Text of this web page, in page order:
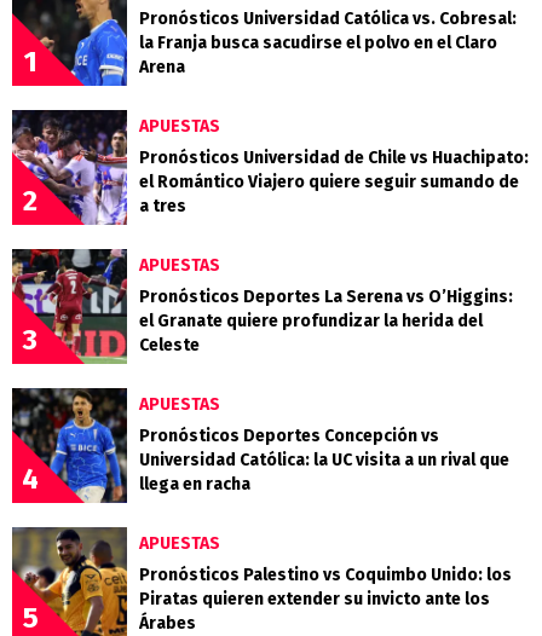
1
Pronósticos Universidad Católica vs. Cobresal:
la Franja busca sacudirse el polvo en el Claro
Arena
2
APUESTAS
Pronósticos Universidad de Chile vs Huachipato:
el Romántico Viajero quiere seguir sumando de
a tres
3
APUESTAS
Pronósticos Deportes La Serena vs O’Higgins:
el Granate quiere profundizar la herida del
Celeste
4
APUESTAS
Pronósticos Deportes Concepción vs
Universidad Católica: la UC visita a un rival que
llega en racha
5
APUESTAS
Pronósticos Palestino vs Coquimbo Unido: los
Piratas quieren extender su invicto ante los
Árabes